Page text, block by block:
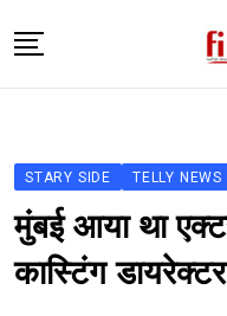
to
TELEVISION
BHOJPURI
NEWS ABTAK
STARY SIDE TELLY NEWS
मुंबई आया था
कास्टिंग